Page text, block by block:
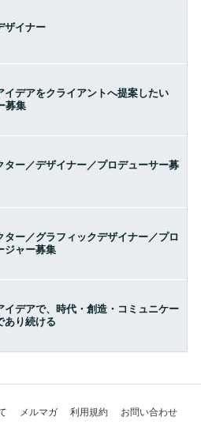
ザイナー
イデアをクライアントへ提案したい
募集
ター／デザイナー／プロデューサー募
ター／グラフィックデザイナー／プロ
ジャー募集
イデアで、時代・創造・コミュニケー
あり続ける
メルマガ 利用規約 お問い合わせ